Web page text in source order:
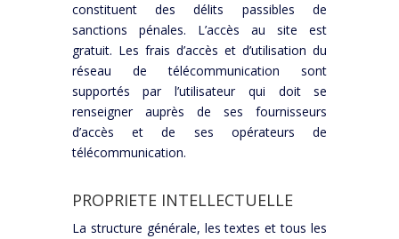
constituent des délits passibles de
sanctions pénales. L’accès au site est
gratuit. Les frais d’accès et d’utilisation du
réseau de télécommunication sont
supportés par l’utilisateur qui doit se
renseigner auprès de ses fournisseurs
d’accès et de ses opérateurs de
télécommunication.
PROPRIETE INTELLECTUELLE
La structure générale, les textes et tous les